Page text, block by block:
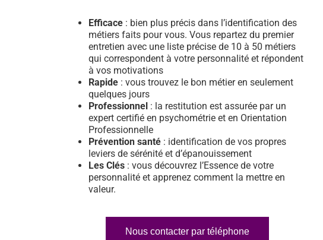
Efficace : bien plus précis dans l’identification des
métiers faits pour vous. Vous repartez du premier
entretien avec une liste précise de 10 à 50 métiers
qui correspondent à votre personnalité et répondent
à vos motivations
Rapide : vous trouvez le bon métier en seulement
quelques jours
Professionnel : la restitution est assurée par un
expert certifié en psychométrie et en Orientation
Professionnelle
Prévention santé : identification de vos propres
leviers de sérénité et d’épanouissement
Les Clés : vous découvrez l’Essence de votre
personnalité et apprenez comment la mettre en
valeur.
Nous contacter par téléphone